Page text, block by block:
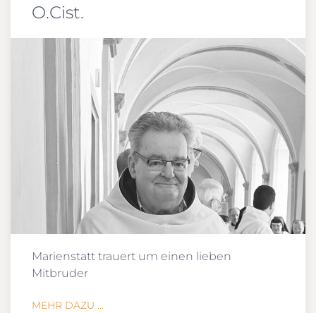
O.Cist.
Marienstatt trauert um einen lieben
Mitbruder
MEHR DAZU ...